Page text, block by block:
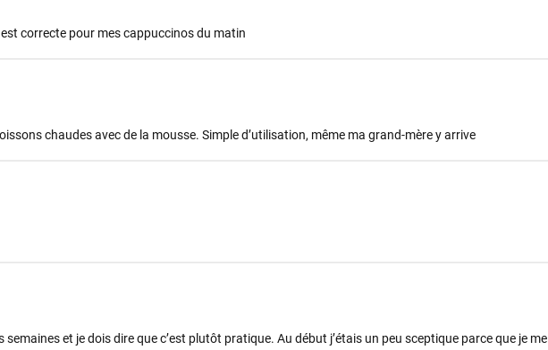
correcte pour mes cappuccinos du matin
chaudes avec de la mousse. Simple d’utilisation, même ma grand-mère y arrive
et je dois dire que c’est plutôt pratique. Au début j’étais un peu sceptique parce que je me